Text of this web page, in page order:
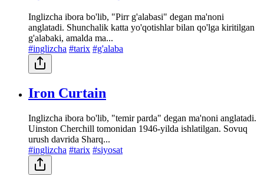
Inglizcha ibora bo'lib, "Pirr g'alabasi" degan ma'noni
anglatadi. Shunchalik katta yo'qotishlar bilan qo'lga kiritilgan
g'alabaki, amalda ma...
#inglizcha #tarix #g'alaba
Iron Curtain
Inglizcha ibora bo'lib, "temir parda" degan ma'noni anglatadi.
Uinston Cherchill tomonidan 1946-yilda ishlatilgan. Sovuq
urush davrida Sharq...
#inglizcha #tarix #siyosat